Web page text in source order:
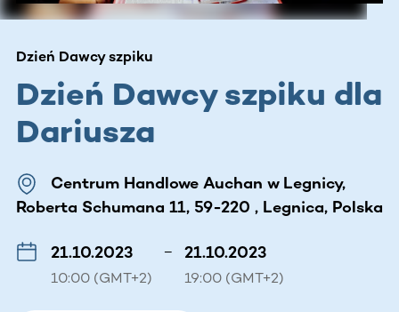
Dzień Dawcy szpiku
Dzień Dawcy szpiku dla
Dariusza
Centrum Handlowe Auchan w Legnicy,
Roberta Schumana 11, 59-220 , Legnica, Polska
21.10.2023
10:00 (GMT+2)
– 21.10.2023
19:00 (GMT+2)